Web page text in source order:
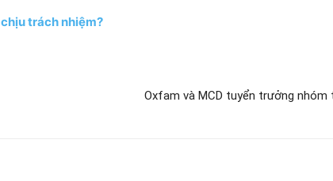
trách nhiệm?
Oxfam và MCD tuyển trưởng